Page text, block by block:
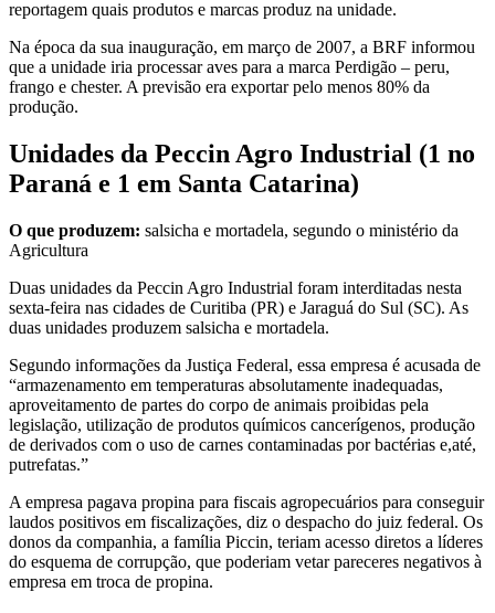
reportagem quais produtos e marcas produz na unidade.
Na época da sua inauguração, em março de 2007, a BRF informou
que a unidade iria processar aves para a marca Perdigão – peru,
frango e chester. A previsão era exportar pelo menos 80% da
produção.
Unidades da Peccin Agro Industrial (1 no
Paraná e 1 em Santa Catarina)
O que produzem: salsicha e mortadela, segundo o ministério da
Agricultura
Duas unidades da Peccin Agro Industrial foram interditadas nesta
sexta-feira nas cidades de Curitiba (PR) e Jaraguá do Sul (SC). As
duas unidades produzem salsicha e mortadela.
Segundo informações da Justiça Federal, essa empresa é acusada de
“armazenamento em temperaturas absolutamente inadequadas,
aproveitamento de partes do corpo de animais proibidas pela
legislação, utilização de produtos químicos cancerígenos, produção
de derivados com o uso de carnes contaminadas por bactérias e,até,
putrefatas.”
A empresa pagava propina para fiscais agropecuários para conseguir
laudos positivos em fiscalizações, diz o despacho do juiz federal. Os
donos da companhia, a família Piccin, teriam acesso diretos a líderes
do esquema de corrupção, que poderiam vetar pareceres negativos à
empresa em troca de propina.